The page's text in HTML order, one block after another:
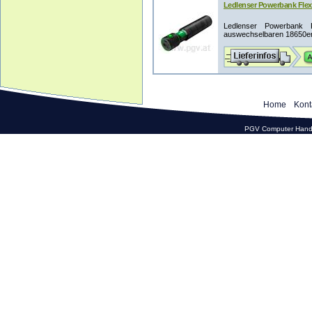
Ledlenser Powerbank
Ledlenser
auswechselbaren
Home
PGV Computer